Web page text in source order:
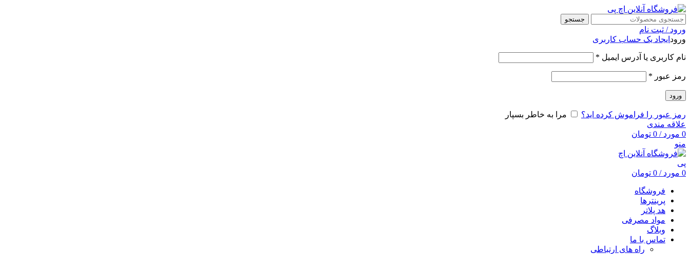
جستجو
ورود / ثبت نام
ورود ایجاد یک حساب کاربری
نام کاربری یا آدرس ایمیل *
رمز عبور *
ورود
رمز عبور را فراموش کرده اید؟
مرا به خاطر بسپار
علاقه مندی
0 مورد /
0 تومان
منو
0 مورد /
0 تومان
فروشگاه
پرینترها
هد پلاتر
مواد مصرفی
وبلاگ
تماس با ما
راه های ارتباطی